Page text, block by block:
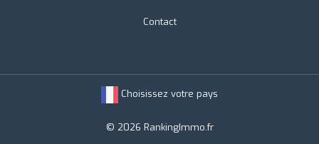
Contact
Choisissez votre pays
© 2026 RankingImmo.fr